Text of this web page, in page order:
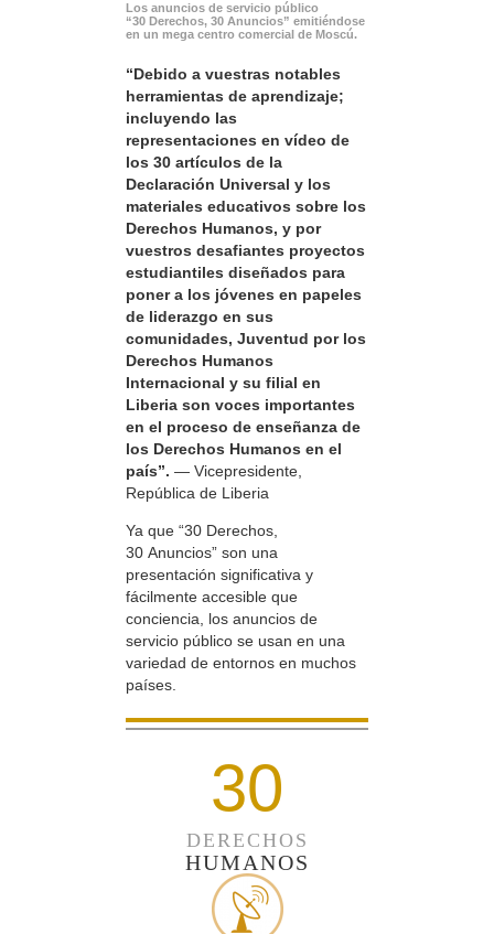
Los anuncios de servicio público
“30 Derechos, 30 Anuncios” emitiéndose
en un mega centro comercial de Moscú.
“Debido a vuestras notables
herramientas de aprendizaje;
incluyendo las
representaciones en vídeo de
los 30 artículos de la
Declaración Universal y los
materiales educativos sobre los
Derechos Humanos, y por
vuestros desafiantes proyectos
estudiantiles diseñados para
poner a los jóvenes en papeles
de liderazgo en sus
comunidades, Juventud por los
Derechos Humanos
Internacional y su filial en
Liberia son voces importantes
en el proceso de enseñanza de
los Derechos Humanos en el
país”. — Vicepresidente,
República de Liberia
Ya que “30 Derechos,
30 Anuncios” son una
presentación significativa y
fácilmente accesible que
conciencia, los anuncios de
servicio público se usan en una
variedad de entornos en muchos
países.
30
DERECHOS
HUMANOS